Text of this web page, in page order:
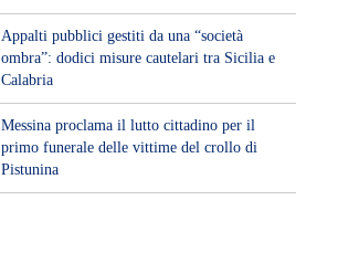
Appalti pubblici gestiti da una “società
ombra”: dodici misure cautelari tra Sicilia e
Calabria
Messina proclama il lutto cittadino per il
primo funerale delle vittime del crollo di
Pistunina